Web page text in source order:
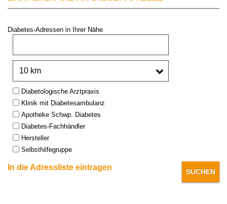
Diabetes-Adressen in Ihrer Nähe
Type:Diabetologische Arztpraxis
Klinik mit Diabetesambulanz
Apotheke Schwp. Diabetes
Diabetes-Fachhändler
Hersteller
Selbsthilfegruppe
In die Adressliste eintragen